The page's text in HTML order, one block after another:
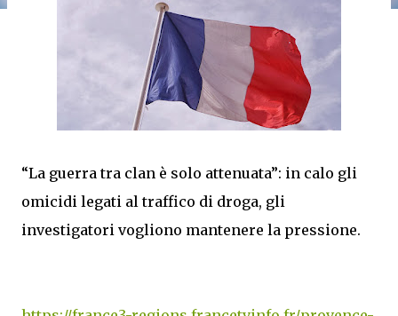
“La guerra tra clan è solo attenuata”: in calo gli
omicidi legati al traffico di droga, gli
investigatori vogliono mantenere la pressione.